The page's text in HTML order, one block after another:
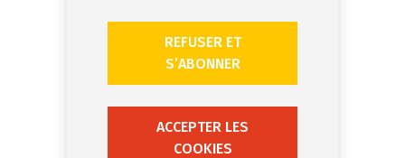
REFUSER ET
S’ABONNER
ACCEPTER LES
COOKIES